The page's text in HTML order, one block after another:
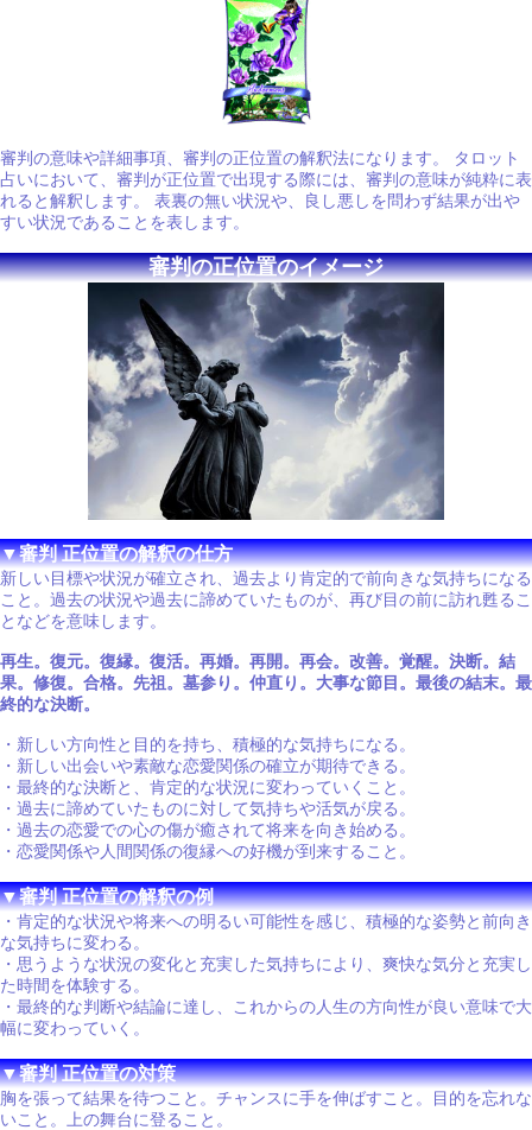
審判の意味や詳細事項、審判の正位置の解釈法になります。 タロット
占いにおいて、審判が正位置で出現する際には、審判の意味が純粋に表
れると解釈します。 表裏の無い状況や、良し悪しを問わず結果が出や
すい状況であることを表します。
審判の正位置のイメージ
▼審判 正位置の解釈の仕方
新しい目標や状況が確立され、過去より肯定的で前向きな気持ちになる
こと。過去の状況や過去に諦めていたものが、再び目の前に訪れ甦るこ
となどを意味します。
再生。復元。復縁。復活。再婚。再開。再会。改善。覚醒。決断。結
果。修復。合格。先祖。墓参り。仲直り。大事な節目。最後の結末。最
終的な決断。
・新しい方向性と目的を持ち、積極的な気持ちになる。
・新しい出会いや素敵な恋愛関係の確立が期待できる。
・最終的な決断と、肯定的な状況に変わっていくこと。
・過去に諦めていたものに対して気持ちや活気が戻る。
・過去の恋愛での心の傷が癒されて将来を向き始める。
・恋愛関係や人間関係の復縁への好機が到来すること。
▼審判 正位置の解釈の例
・肯定的な状況や将来への明るい可能性を感じ、積極的な姿勢と前向き
な気持ちに変わる。
・思うような状況の変化と充実した気持ちにより、爽快な気分と充実し
た時間を体験する。
・最終的な判断や結論に達し、これからの人生の方向性が良い意味で大
幅に変わっていく。
▼審判 正位置の対策
胸を張って結果を待つこと。チャンスに手を伸ばすこと。目的を忘れな
いこと。上の舞台に登ること。